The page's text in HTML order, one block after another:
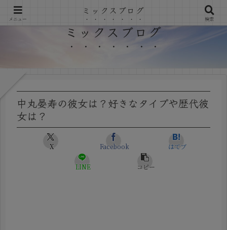
ミックスブログ
中丸晏寿の彼女は？好きなタイプや歴代彼
女は？
X Facebook はてブ
LINE コピー
メニュー
ミックスブログ
検索